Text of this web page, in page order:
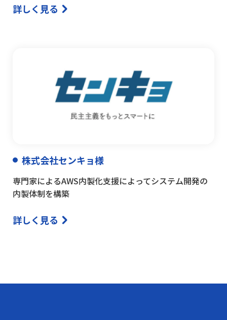
詳しく見る
株式会社センキョ様
専門家によるAWS内製化支援によってシステム開発の
内製体制を構築
詳しく見る